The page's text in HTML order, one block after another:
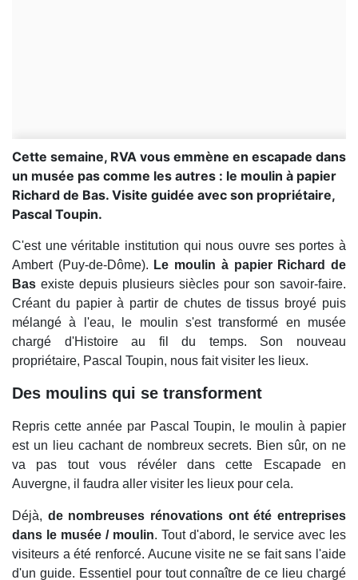
Cette semaine, RVA vous emmène en escapade dans
un musée pas comme les autres : le moulin à papier
Richard de Bas. Visite guidée avec son propriétaire,
Pascal Toupin.
C'est une véritable institution qui nous ouvre ses portes à
Ambert (Puy-de-Dôme). Le moulin à papier Richard de
Bas existe depuis plusieurs siècles pour son savoir-faire.
Créant du papier à partir de chutes de tissus broyé puis
mélangé à l'eau, le moulin s'est transformé en musée
chargé d'Histoire au fil du temps. Son nouveau
propriétaire, Pascal Toupin, nous fait visiter les lieux.
Des moulins qui se transforment
Repris cette année par Pascal Toupin, le moulin à papier
est un lieu cachant de nombreux secrets. Bien sûr, on ne
va pas tout vous révéler dans cette Escapade en
Auvergne, il faudra aller visiter les lieux pour cela.
Déjà, de nombreuses rénovations ont été entreprises
dans le musée / moulin. Tout d'abord, le service avec les
visiteurs a été renforcé. Aucune visite ne se fait sans l'aide
d'un guide. Essentiel pour tout connaître de ce lieu chargé